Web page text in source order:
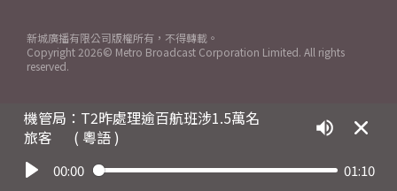
機管局：T2昨處理逾百航班涉1.5萬名
旅客
( 粵語 )
00:00 01:10
新城廣播有限公司版權所有，不得轉載。
Copyright 2026© Metro Broadcast Corporation Limited. All rights
reserved.